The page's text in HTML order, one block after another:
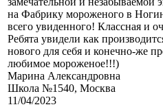
на Фабрику мороженого в
всего увиденного! Классная и
Ребята увидели как
нового для себя и конечно-же
любимое мороженое!!!)
Марина Александровна
Школа №1540, Москва
11/04/2023